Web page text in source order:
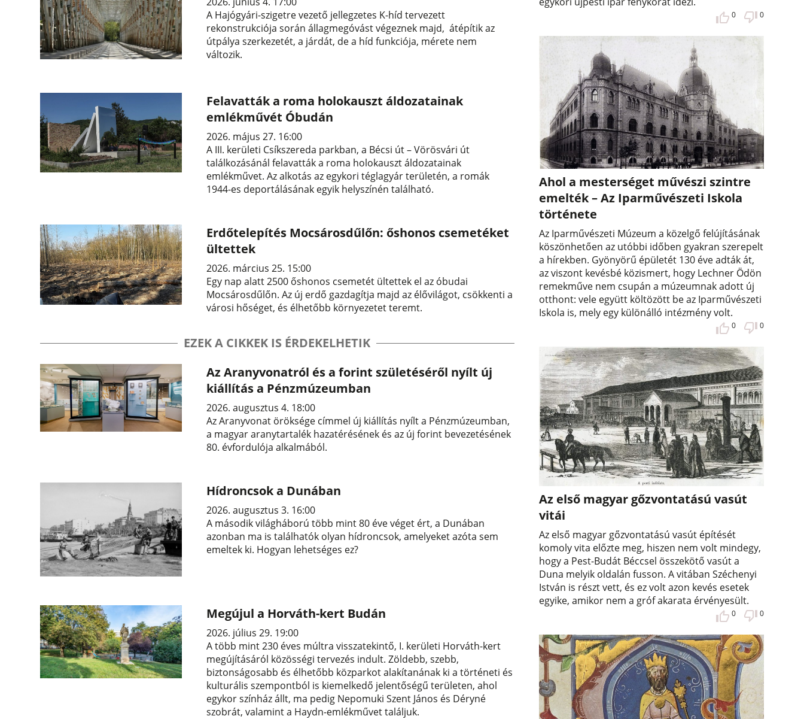
A Hajógyári-szigetre vezető jellegzetes K-híd tervezett
rekonstrukciója során állagmegóvást végeznek majd, átépítik az
útpálya szerkezetét, a járdát, de a híd funkciója, mérete nem
változik.
Felavatták a roma holokauszt áldozatainak
emlékművét Óbudán
2026. május 27. 16:00
A III. kerületi Csíkszereda parkban, a Bécsi út – Vörösvári út
találkozásánál felavatták a roma holokauszt áldozatainak
emlékművet. Az alkotás az egykori téglagyár területén, a romák
1944-es deportálásának egyik helyszínén található.
Erdőtelepítés Mocsárosdűlőn: őshonos csemetéket
ültettek
2026. március 25. 15:00
Egy nap alatt 2500 őshonos csemetét ültettek el az óbudai
Mocsárosdűlőn. Az új erdő gazdagítja majd az élővilágot, csökkenti a
városi hőséget, és élhetőbb környezetet teremt.
EZEK A CIKKEK IS ÉRDEKELHETIK
Az Aranyvonatról és a forint születéséről nyílt új
kiállítás a Pénzmúzeumban
2026. augusztus 4. 18:00
Az Aranyvonat öröksége címmel új kiállítás nyílt a Pénzmúzeumban,
a magyar aranytartalék hazatérésének és az új forint bevezetésének
80. évfordulója alkalmából.
Hídroncsok a Dunában
2026. augusztus 3. 16:00
A második világháború több mint 80 éve véget ért, a Dunában
azonban ma is találhatók olyan hídroncsok, amelyeket azóta sem
emeltek ki. Hogyan lehetséges ez?
Megújul a Horváth-kert Budán
2026. július 29. 19:00
A több mint 230 éves múltra visszatekintő, I. kerületi Horváth-kert
megújításáról közösségi tervezés indult. Zöldebb, szebb,
biztonságosabb és élhetőbb közparkot alakítanának ki a történeti és
kulturális szempontból is kiemelkedő jelentőségű területen, ahol
egykor színház állt, ma pedig Nepomuki Szent János és Déryné
szobrát, valamint a Haydn-emlékművet találjuk.
0 0
Ahol a mesterséget művészi szintre
emelték – Az Iparművészeti Iskola
története
Az Iparművészeti Múzeum a közelgő felújításának
köszönhetően az utóbbi időben gyakran szerepelt
a hírekben. Gyönyörű épületét 130 éve adták át,
az viszont kevésbé közismert, hogy Lechner Ödön
remekműve nem csupán a múzeumnak adott új
otthont: vele együtt költözött be az Iparművészeti
Iskola is, mely egy különálló intézmény volt.
0 0
Az első magyar gőzvontatású vasút
vitái
Az első magyar gőzvontatású vasút építését
komoly vita előzte meg, hiszen nem volt mindegy,
hogy a Pest-Budát Béccsel összekötő vasút a
Duna melyik oldalán fusson. A vitában Széchenyi
István is részt vett, és ez volt azon kevés esetek
egyike, amikor nem a gróf akarata érvényesült.
0 0